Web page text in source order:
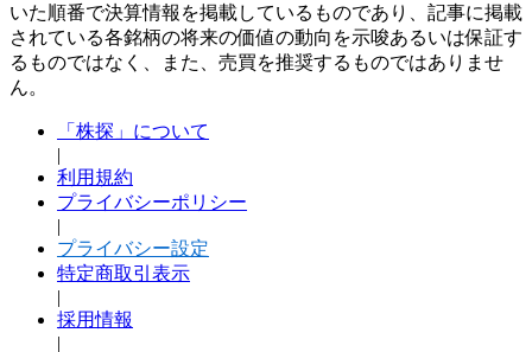
いた順番で決算情報を掲載しているものであり、記事に掲載
されている各銘柄の将来の価値の動向を示唆あるいは保証す
るものではなく、また、売買を推奨するものではありませ
ん。
「株探」について
|
利用規約
プライバシーポリシー
|
プライバシー設定
特定商取引表示
|
採用情報
|